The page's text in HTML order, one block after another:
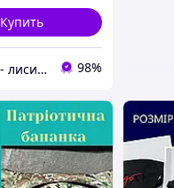
Купить
FoxyTools - лисичка без інструменту не лишить! 98%